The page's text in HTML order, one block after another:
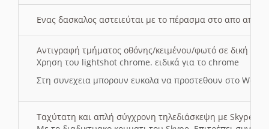
Ενας δασκαλος αστειεύται με το πέρασμα στο απο
Αντιγραφή τμήματος οθόνης/κειμένου/φωτό σε δική
Χρηση του lightshot chrome. ειδικά για το chrome
Στη συνεχεια μπορουν ευκολα να προστεθουν στο Word
Ταχύτατη και απλή σύγχρονη τηλεδιάσκεψη με Skype